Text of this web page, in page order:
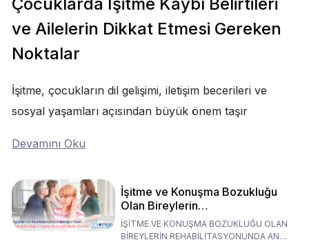
ve Ailelerin Dikkat Etmesi Gereken
Noktalar
İşitme, çocukların dil gelişimi, iletişim becerileri ve
sosyal yaşamları açısından büyük önem taşır
Devamını Oku
İşitme ve Konuşma Bozukluğu
Olan Bireylerin
Rehabilitasyonunda Ana
Babaların Tutumları
İŞİTME VE KONUŞMA BOZUKLUĞU OLAN
BİREYLERİN REHABİLİTASYONUNDA ANA